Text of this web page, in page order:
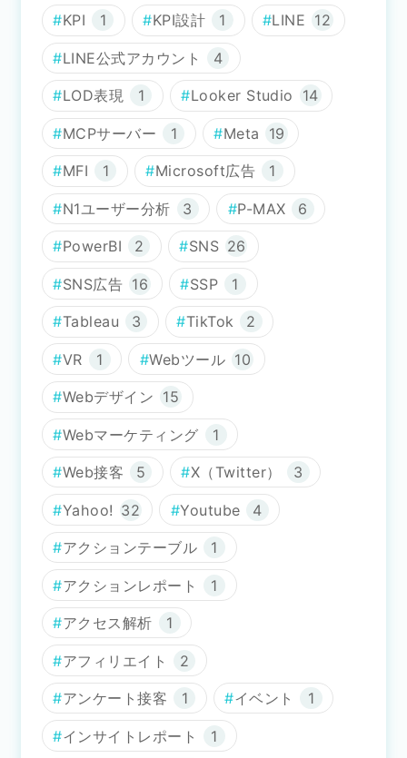
KPI 1 KPI設計 1 LINE 12
LINE公式アカウント 4
LOD表現 1 Looker Studio 14
MCPサーバー 1 Meta 19
MFI 1 Microsoft広告 1
N1ユーザー分析 3 P-MAX 6
PowerBI 2 SNS 26
SNS広告 16 SSP 1
Tableau 3 TikTok 2
VR 1 Webツール 10
Webデザイン 15
Webマーケティング 1
Web接客 5 X（Twitter） 3
Yahoo! 32 Youtube 4
アクションテーブル 1
アクションレポート 1
アクセス解析 1
アフィリエイト 2
アンケート接客 1 イベント 1
インサイトレポート 1